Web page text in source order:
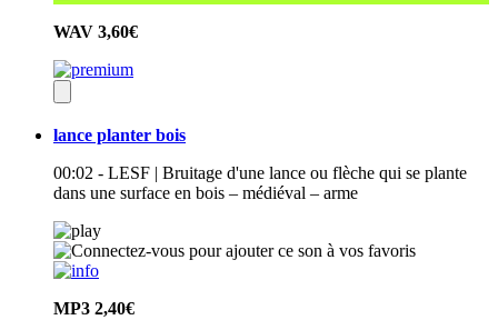
WAV 3,60€
lance planter bois
00:02 - LESF | Bruitage d'une lance ou flèche qui se plante
dans une surface en bois – médiéval – arme
MP3 2,40€